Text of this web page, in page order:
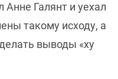
Анне Галянт и уехал
такому исходу, а
выводы «ху